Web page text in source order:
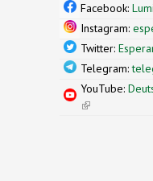
Facebook:
Instagram:
Twitter:
Telegram:
YouTube:
(link is external)